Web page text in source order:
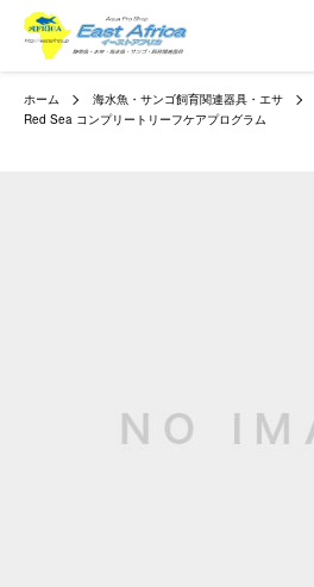
ホーム
海水魚・サンゴ飼育関連器具・エサ
Red Sea コンプリートリーフケアプログラム